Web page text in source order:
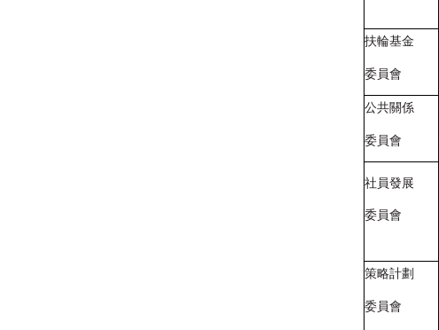
扶輪基金
委員會
公共關係
委員會
社員發展
委員會
策略計劃
委員會